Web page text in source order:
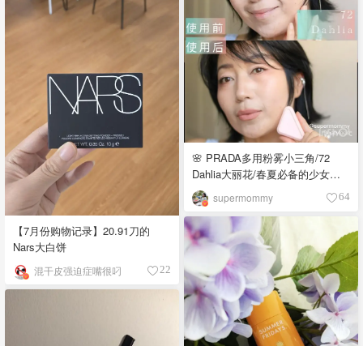
🌸 PRADA多用粉雾小三角/72
Dahlia大丽花/春夏必备的少女感
腮红‼️supermommy 64
【7月份购物记录】20.91刀的
Nars大白饼
混干皮强迫症嘴很叼 22